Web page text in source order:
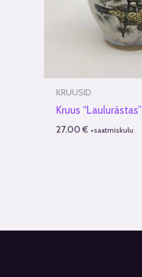
KRUUSID
Kruus “Laulurästas”
27.00€ +saatmiskulu